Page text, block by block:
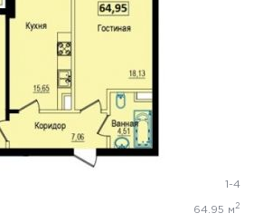
1-4
64.95 м 2
Да, удалить Отмена